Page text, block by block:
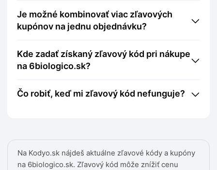
Na Kodyo.sk nájdeš aktuálne zľavové kódy a kupóny
na 6biologico.sk. Zľavový kód môže znížiť cenu
Je možné kombinovať viac zľavových
kupónov na jednu objednávku?
Kde zadať získaný zľavový kód pri nákupe
na 6biologico.sk?
Čo robiť, keď mi zľavový kód nefunguje?